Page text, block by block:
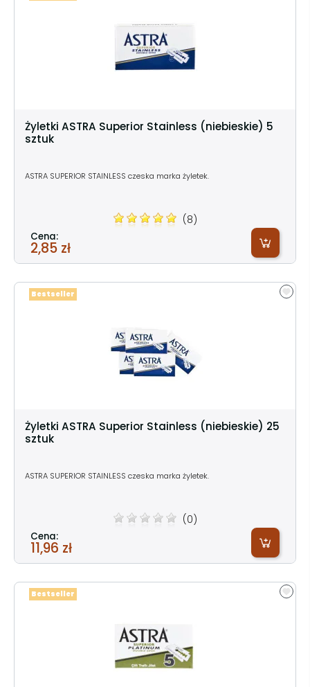
Żyletki ASTRA Superior Stainless (niebieskie) 5
sztuk
ASTRA SUPERIOR STAINLESS czeska marka żyletek.
(8)
Cena:
2,85 zł
Żyletki ASTRA Superior Stainless (niebieskie) 25
sztuk
ASTRA SUPERIOR STAINLESS czeska marka żyletek.
(0)
Cena:
11,96 zł
Bestseller
Bestseller